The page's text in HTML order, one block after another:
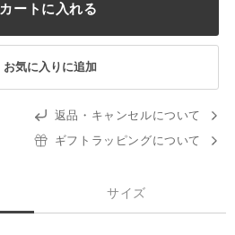
カートに入れる
お気に入りに追加
返品・キャンセルについて
ギフトラッピングについて
サイズ